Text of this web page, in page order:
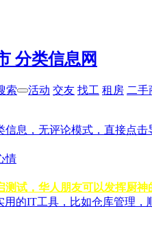
索 活动 交友 找工 租房 二手
信息，无评论模式，直接点击
情
测试，华人朋友可以发挥厨
用的IT工具，比如仓库管理